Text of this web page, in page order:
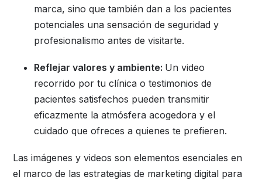
marca, sino que también dan a los pacientes
potenciales una sensación de seguridad y
profesionalismo antes de visitarte.
Reflejar valores y ambiente: Un video
recorrido por tu clínica o testimonios de
pacientes satisfechos pueden transmitir
eficazmente la atmósfera acogedora y el
cuidado que ofreces a quienes te prefieren.
Las imágenes y videos son elementos esenciales en
el marco de las estrategias de marketing digital para